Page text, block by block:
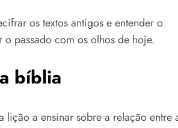
os textos antigos e entender o
passado com os olhos de hoje.
bíblia
a ensinar sobre a relação entre